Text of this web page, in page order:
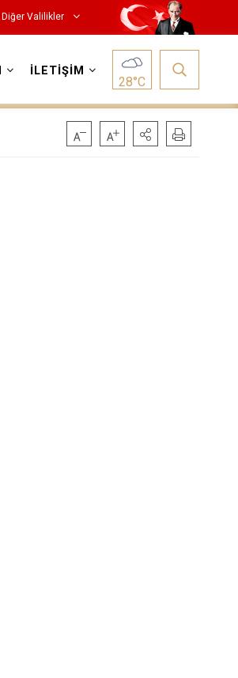
Diğer Valilikler
İLETİŞİM
28°C